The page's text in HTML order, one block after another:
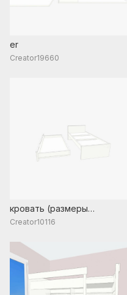
er
Creator19660
кровать (размеры
некорректны)
Creator10116